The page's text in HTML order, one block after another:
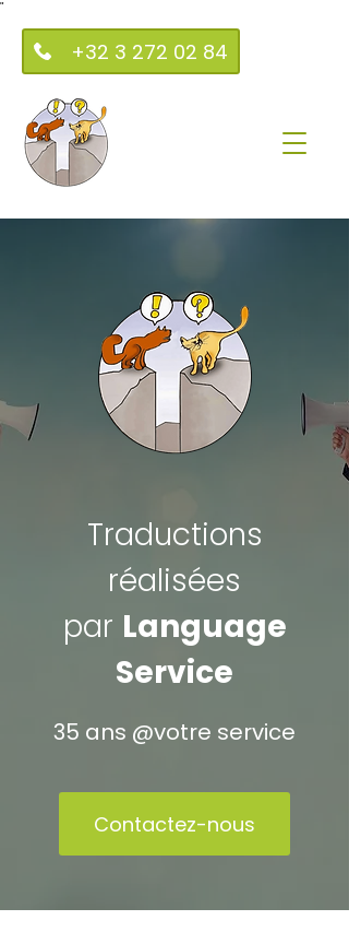
"
+32 3 272 02 84
Traductions
réalisées
par Language
Service
35 ans @votre service
Contactez-nous